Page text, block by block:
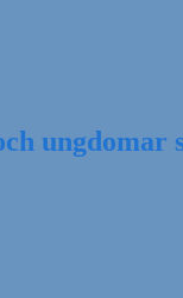
ungdomar